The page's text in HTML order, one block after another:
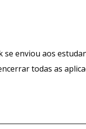
se enviou aos
todas as